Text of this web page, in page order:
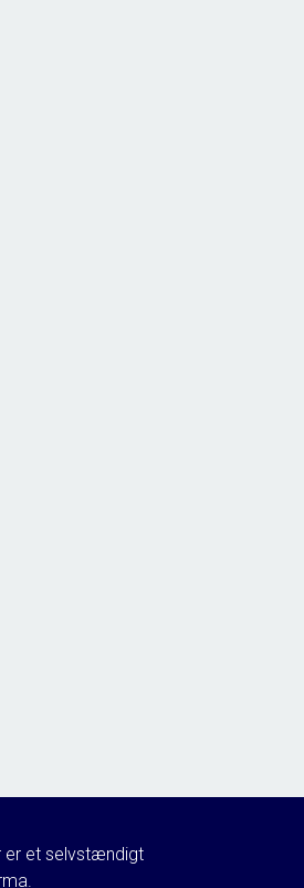
er et selvstændigt